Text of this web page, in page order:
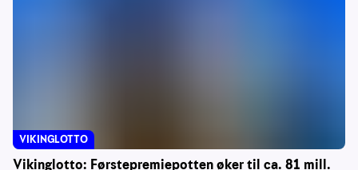
Vikinglotto: Førstepremiepotten øker til ca. 81 mill.
VIKINGLOTTO